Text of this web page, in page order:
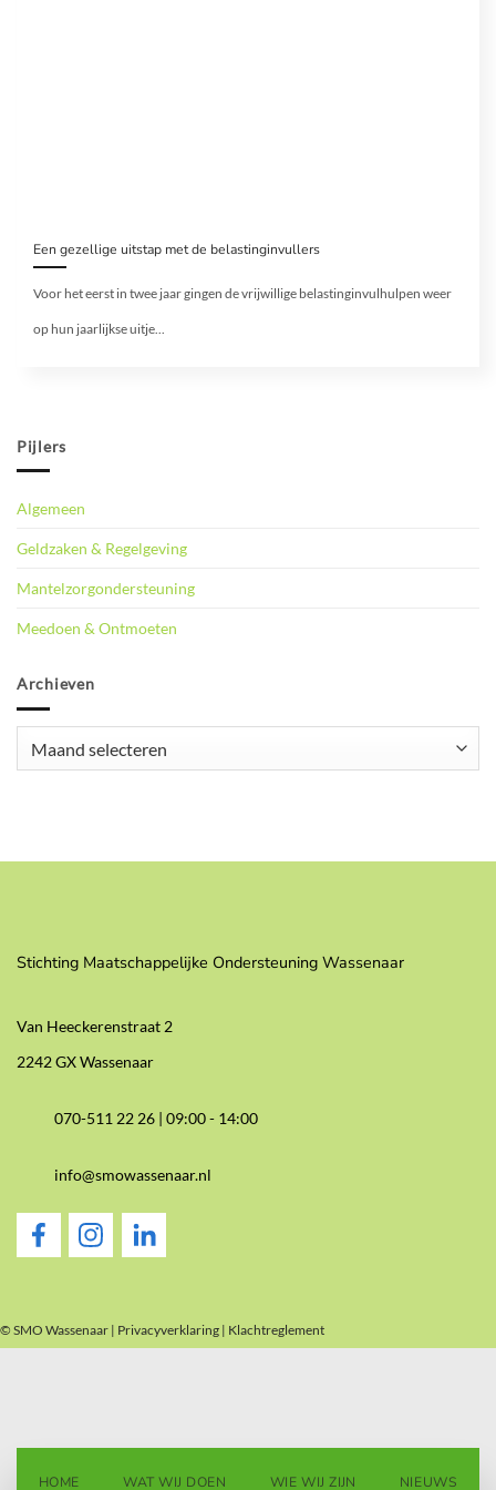
Pijlers
Algemeen
Geldzaken & Regelgeving
Mantelzorgondersteuning
Meedoen & Ontmoeten
Archieven
Een gezellige uitstap met de belastinginvullers
Voor het eerst in twee jaar gingen de vrijwillige belastinginvulhulpen weer
op hun jaarlijkse uitje...
Stichting Maatschappelijke Ondersteuning Wassenaar
Van Heeckerenstraat 2
2242 GX Wassenaar
070-511 22 26 |09:00 - 14:00
info@smowassenaar.nl
© SMO Wassenaar | Privacyverklaring | Klachtreglement
HOME WAT WIJ DOEN WIE WIJ ZIJN NIEUWS